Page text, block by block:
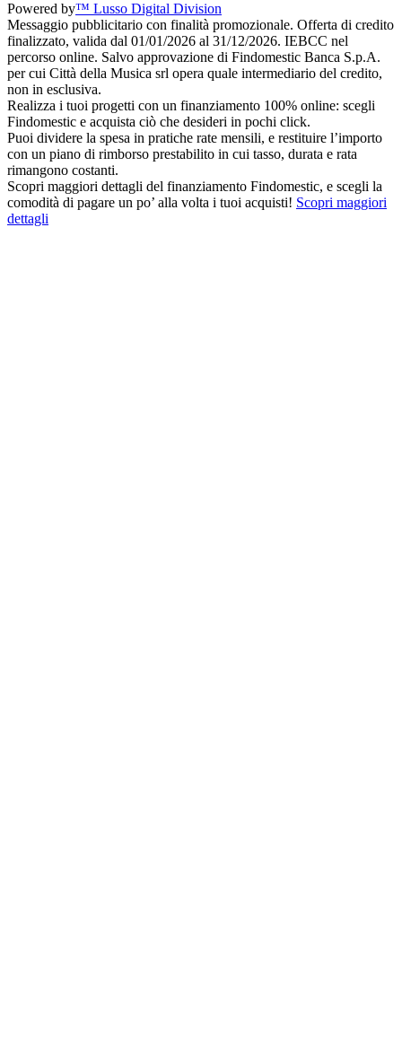
Powered by™ Lusso Digital Division
Messaggio pubblicitario con finalità promozionale. Offerta di credito
finalizzato, valida dal 01/01/2026 al 31/12/2026. IEBCC nel
percorso online. Salvo approvazione di Findomestic Banca S.p.A.
per cui Città della Musica srl opera quale intermediario del credito,
non in esclusiva.
Realizza i tuoi progetti con un finanziamento 100% online: scegli
Findomestic e acquista ciò che desideri in pochi click.
Puoi dividere la spesa in pratiche rate mensili, e restituire l’importo
con un piano di rimborso prestabilito in cui tasso, durata e rata
rimangono costanti.
Scopri maggiori dettagli del finanziamento Findomestic, e scegli la
comodità di pagare un po’ alla volta i tuoi acquisti! Scopri maggiori
dettagli